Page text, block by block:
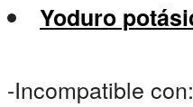
Yoduro
-Incompatible